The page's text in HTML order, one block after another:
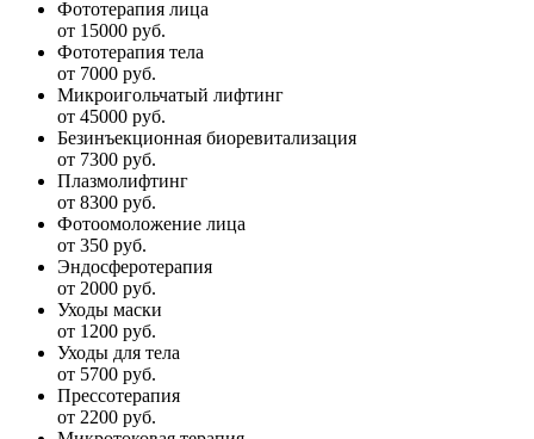
Фототерапия лица
от 15000 руб.
Фототерапия тела
от 7000 руб.
Микроигольчатый лифтинг
от 45000 руб.
Безинъекционная биоревитализация
от 7300 руб.
Плазмолифтинг
от 8300 руб.
Фотоомоложение лица
от 350 руб.
Эндосферотерапия
от 2000 руб.
Уходы маски
от 1200 руб.
Уходы для тела
от 5700 руб.
Прессотерапия
от 2200 руб.